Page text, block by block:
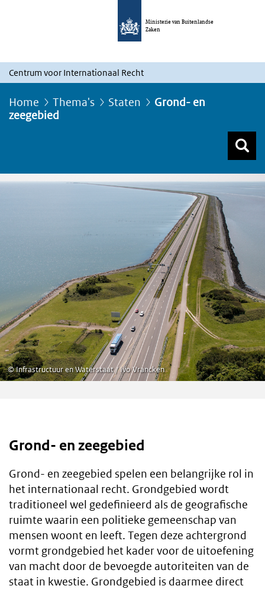
Ministerie van Buitenlandse
Zaken
Centrum voor Internationaal Recht
Home Thema's Staten
Grond- en
zeegebied
©Infrastructuur en Waterstaat / Ivo Vrancken
Grond- en zeegebied
Grond- en zeegebied spelen een belangrijke rol in
het internationaal recht. Grondgebied wordt
traditioneel wel gedefinieerd als de geografische
ruimte waarin een politieke gemeenschap van
mensen woont en leeft. Tegen deze achtergrond
vormt grondgebied het kader voor de uitoefening
van macht door de bevoegde autoriteiten van de
staat in kwestie. Grondgebied is daarmee direct